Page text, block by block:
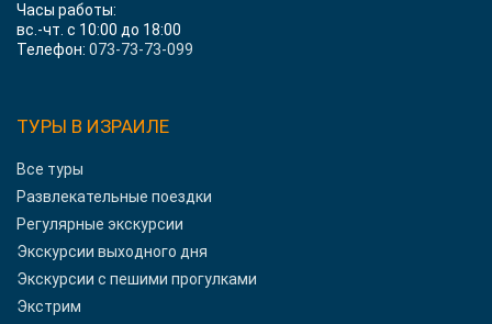
Часы работы:
вс.-чт. с 10:00 до 18:00
Телефон: 073-73-73-099
ТУРЫ В ИЗРАИЛЕ
Все туры
Развлекательные поездки
Регулярные экскурсии
Экскурсии выходного дня
Экскурсии с пешими прогулками
Экстрим